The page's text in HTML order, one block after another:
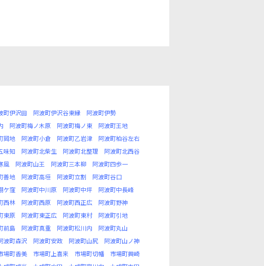
町伊沢田 阿波町伊沢谷東縁
阿波町伊勢
阿波町梅ノ木原 阿波町梅ノ東
阿波町王地
岡地 阿波町小倉 阿波町乙岩津
阿波町柏谷左右
味知 阿波町北柴生 阿波町北整理
阿波町北西谷
風 阿波町山王 阿波町三本柳
阿波町四歩一
善地 阿波町高垣 阿波町立割
阿波町谷口
ケ窪 阿波町中川原 阿波町中坪
阿波町中長峰
西林 阿波町西原 阿波町西正広
阿波町野神
東原 阿波町東正広 阿波町東村
阿波町引地
前島 阿波町真重 阿波町松川内
阿波町丸山
波町森沢 阿波町安政 阿波町山尻
阿波町山ノ神
場町香美 市場町上喜来 市場町切幡
市場町興崎